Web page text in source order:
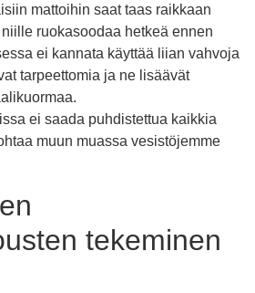
mattoihin saat taas raikkaan
ruokasoodaa hetkeä ennen
ei kannata käyttää liian vahvoja
tarpeettomia ja ne lisäävät
ei saada puhdistettua kaikkia
muun muassa vesistöjemme
tekeminen